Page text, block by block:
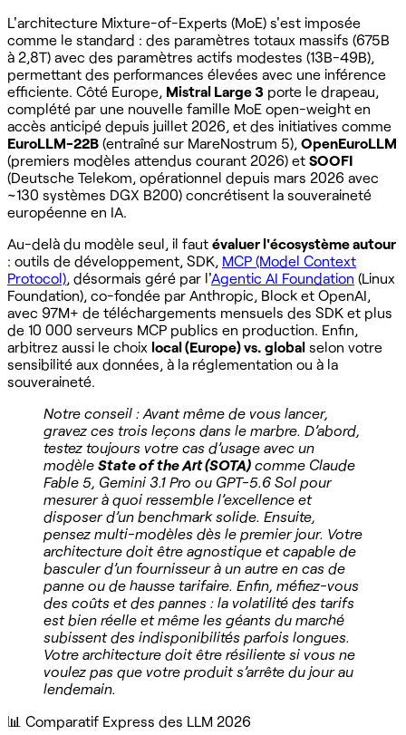
L'architecture Mixture-of-Experts (MoE) s'est imposée
comme le standard : des paramètres totaux massifs (675B
à 2,8T) avec des paramètres actifs modestes (13B-49B),
permettant des performances élevées avec une inférence
efficiente. Côté Europe, Mistral Large 3 porte le drapeau,
complété par une nouvelle famille MoE open-weight en
accès anticipé depuis juillet 2026, et des initiatives comme
EuroLLM-22B (entraîné sur MareNostrum 5), OpenEuroLLM
(premiers modèles attendus courant 2026) et SOOFI
(Deutsche Telekom, opérationnel depuis mars 2026 avec
~130 systèmes DGX B200) concrétisent la souveraineté
européenne en IA.
Au-delà du modèle seul, il faut évaluer l'écosystème autour
: outils de développement, SDK, MCP (Model Context
Protocol), désormais géré par l'Agentic AI Foundation (Linux
Foundation), co-fondée par Anthropic, Block et OpenAI,
avec 97M+ de téléchargements mensuels des SDK et plus
de 10 000 serveurs MCP publics en production. Enfin,
arbitrez aussi le choix local (Europe) vs. global selon votre
sensibilité aux données, à la réglementation ou à la
souveraineté.
Notre conseil : Avant même de vous lancer,
gravez ces trois leçons dans le marbre. D’abord,
testez toujours votre cas d’usage avec un
modèle State of the Art (SOTA) comme Claude
Fable 5, Gemini 3.1 Pro ou GPT-5.6 Sol pour
mesurer à quoi ressemble l’excellence et
disposer d’un benchmark solide. Ensuite,
pensez multi-modèles dès le premier jour. Votre
architecture doit être agnostique et capable de
basculer d’un fournisseur à un autre en cas de
panne ou de hausse tarifaire. Enfin, méfiez-vous
des coûts et des pannes : la volatilité des tarifs
est bien réelle et même les géants du marché
subissent des indisponibilités parfois longues.
Votre architecture doit être résiliente si vous ne
voulez pas que votre produit s’arrête du jour au
lendemain.
📊 Comparatif Express des LLM 2026